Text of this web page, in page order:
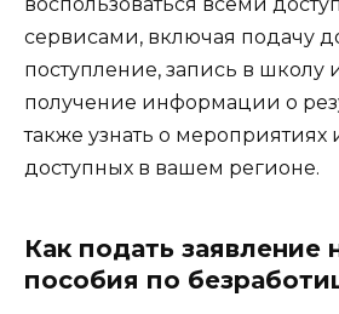
сервисами, включая подачу
поступление, запись в школу
получение информации о
также узнать о мероприятиях
доступных в вашем регионе.
Как подать заявление
пособия по